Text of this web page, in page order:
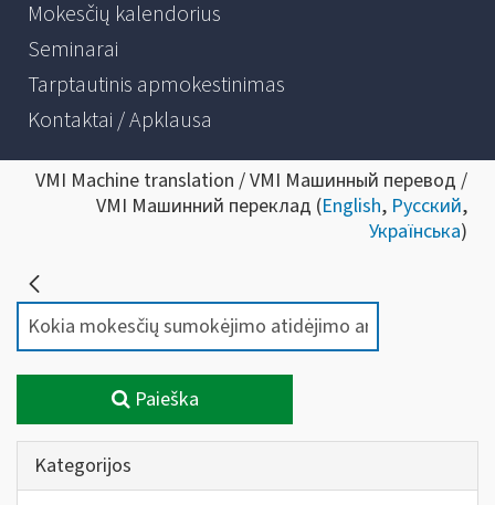
Mokesčių kalendorius
Seminarai
Tarptautinis apmokestinimas
Kontaktai / Apklausa
VMI Machine translation / VMI Машинный перевод /
VMI Машинний переклад (English, Русский,
Українська)
Paieška
Kategorijos